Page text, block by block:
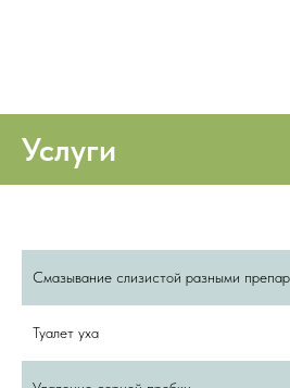
Услуги
Смазывание слизистой разными
Туалет уха